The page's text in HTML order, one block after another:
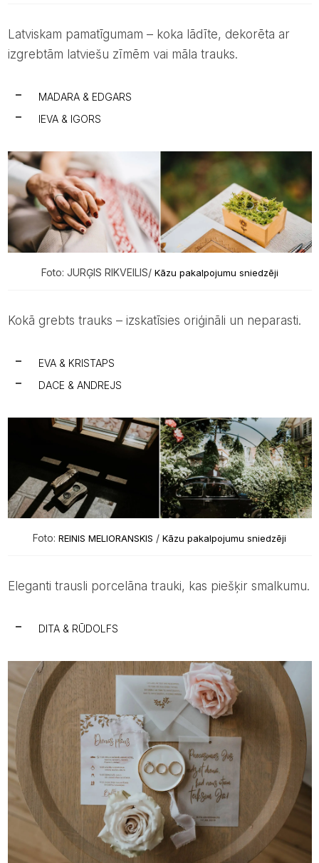
Latviskam pamatīgumam – koka lādīte, dekorēta ar
izgrebtām latviešu zīmēm vai māla trauks.
MADARA & EDGARS
IEVA & IGORS
Foto: JURĢIS RIKVEILIS/ Kāzu pakalpojumu sniedzēji
Kokā grebts trauks – izskatīsies oriģināli un neparasti.
EVA & KRISTAPS
DACE & ANDREJS
Foto: REINIS MELIORANSKIS / Kāzu pakalpojumu sniedzēji
Eleganti trausli porcelāna trauki, kas piešķir smalkumu.
DITA & RŪDOLFS